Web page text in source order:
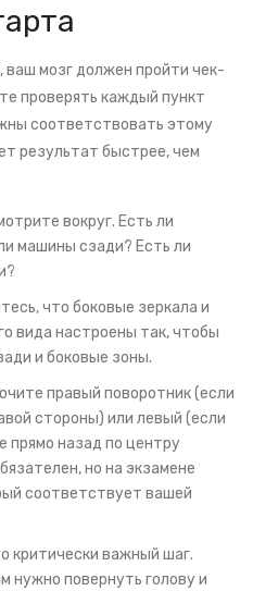
ваш мозг должен пройти чек-
проверять каждый пункт
соответствовать этому
результат быстрее, чем
вокруг. Есть ли
машины сзади? Есть ли
что боковые зеркала и
вида настроены так, чтобы
и боковые зоны.
правый поворотник (если
стороны) или левый (если
прямо назад по центру
но на экзамене
соответствует вашей
критически важный шаг.
нужно повернуть голову и